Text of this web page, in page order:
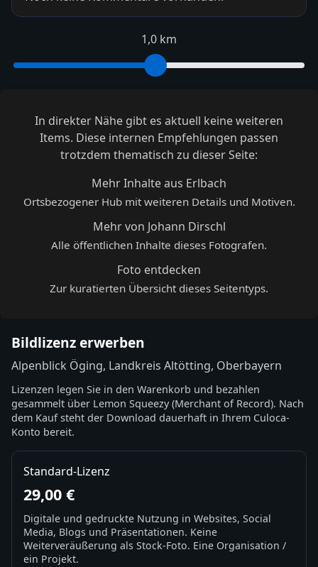
1,0 km
In direkter Nähe gibt es aktuell keine weiteren
Items. Diese internen Empfehlungen passen
trotzdem thematisch zu dieser Seite:
Mehr Inhalte aus Erlbach
Ortsbezogener Hub mit weiteren Details und Motiven.
Mehr von Johann Dirschl
Alle öffentlichen Inhalte dieses Fotografen.
Foto entdecken
Zur kuratierten Übersicht dieses Seitentyps.
Bildlizenz erwerben
Alpenblick Öging, Landkreis Altötting, Oberbayern
Lizenzen legen Sie in den Warenkorb und bezahlen
gesammelt über Lemon Squeezy (Merchant of Record). Nach
dem Kauf steht der Download dauerhaft in Ihrem Culoca-
Konto bereit.
Standard-Lizenz
29,00 €
Digitale und gedruckte Nutzung in Websites, Social
Media, Blogs und Präsentationen. Keine
Weiterveräußerung als Stock-Foto. Eine Organisation /
ein Projekt.